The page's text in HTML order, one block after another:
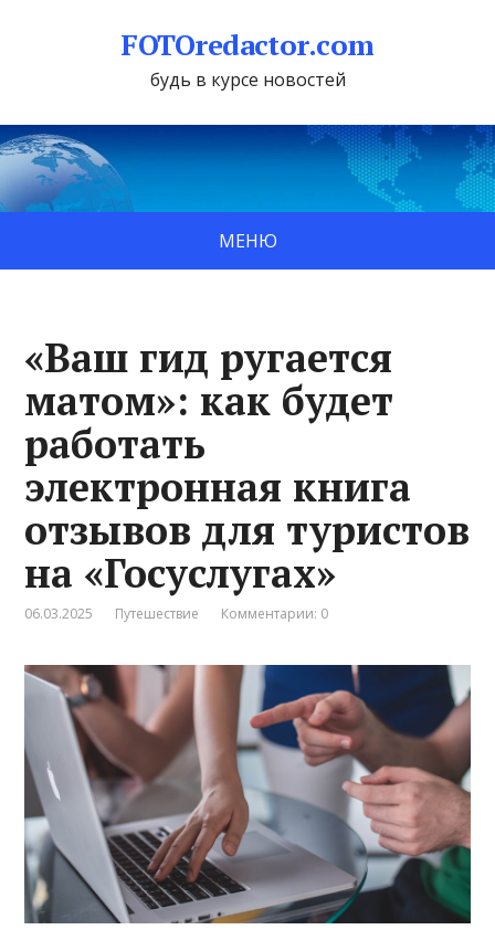
FOTOredactor.com
будь в курсе новостей
МЕНЮ
«Ваш гид ругается
матом»: как будет
работать
электронная книга
отзывов для туристов
на «Госуслугах»
06.03.2025 Путешествие Комментарии: 0